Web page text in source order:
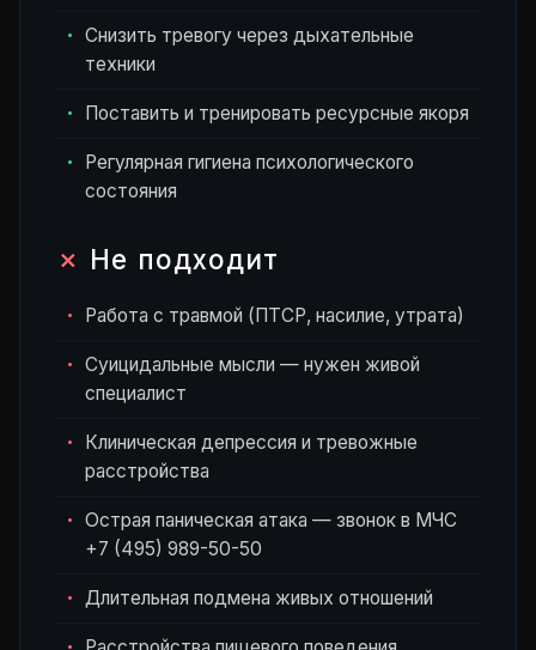
Снизить тревогу через дыхательные
техники
Поставить и тренировать ресурсные якоря
Регулярная гигиена психологического
состояния
Не подходит
Работа с травмой (ПТСР, насилие, утрата)
Суицидальные мысли — нужен живой
специалист
Клиническая депрессия и тревожные
расстройства
Острая паническая атака — звонок в МЧС
+7 (495) 989-50-50
Длительная подмена живых отношений